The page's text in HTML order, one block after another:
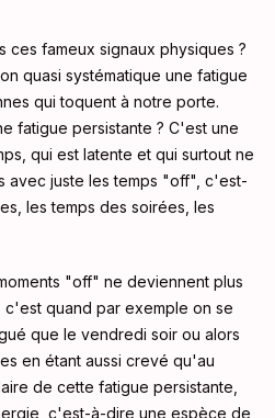
ces fameux signaux physiques ?
quasi systématique une fatigue
qui toquent à notre porte.
fatigue persistante ? C'est une
qui est latente et qui surtout ne
avec juste les temps "off", c'est-
les temps des soirées, les
"off" ne deviennent plus
quand par exemple on se
que le vendredi soir ou alors
en étant aussi crevé qu'au
de cette fatigue persistante,
c'est-à-dire une espèce de